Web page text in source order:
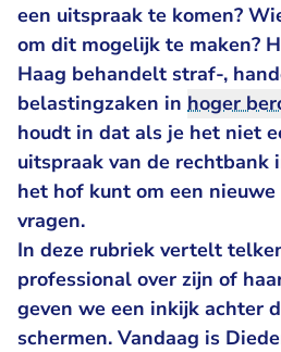
een uitspraak te komen?
om dit mogelijk te maken?
Haag behandelt straf-,
belastingzaken in hoger
houdt in dat als je het niet
uitspraak van de rechtbank
het hof kunt om een
vragen.
In deze rubriek vertelt
professional over zijn of
geven we een inkijk achter
schermen. Vandaag is